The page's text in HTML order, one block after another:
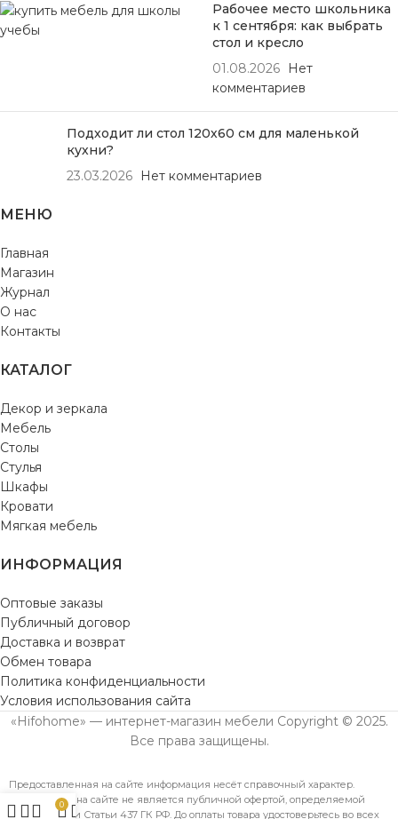
Рабочее место школьника
к 1 сентября: как выбрать
стол и кресло
01.08.2026
Нет
комментариев
Подходит ли стол 120х60 см для маленькой
кухни?
23.03.2026
Нет комментариев
МЕНЮ
Главная
Магазин
Журнал
О нас
Контакты
КАТАЛОГ
Декор и зеркала
Мебель
Столы
Стулья
Шкафы
Кровати
Мягкая мебель
ИНФОРМАЦИЯ
Оптовые заказы
Публичный договор
Доставка и возврат
Обмен товара
Политика конфиденциальности
Условия использования сайта
«Hifohome» — интернет-магазин мебели Copyright © 2025.
Все права защищены.
Предоставленная на сайте информация несёт справочный характер.
Информация на сайте не является публичной офертой, определяемой
положениями Статьи 437 ГК РФ. До оплаты товара удостоверьтесь во всех
0